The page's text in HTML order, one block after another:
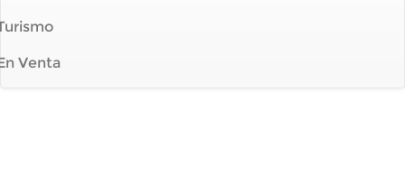
Venta